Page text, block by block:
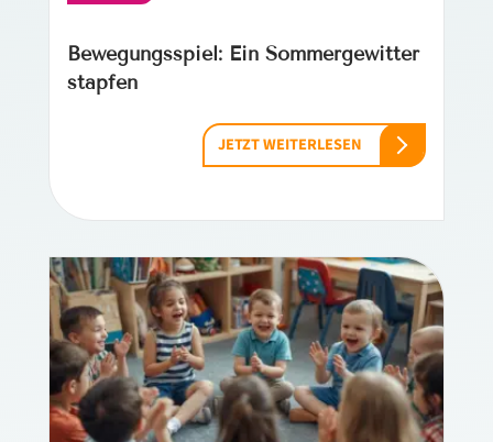
Bewegungsspiel: Ein Sommergewitter
stapfen
JETZT WEITERLESEN